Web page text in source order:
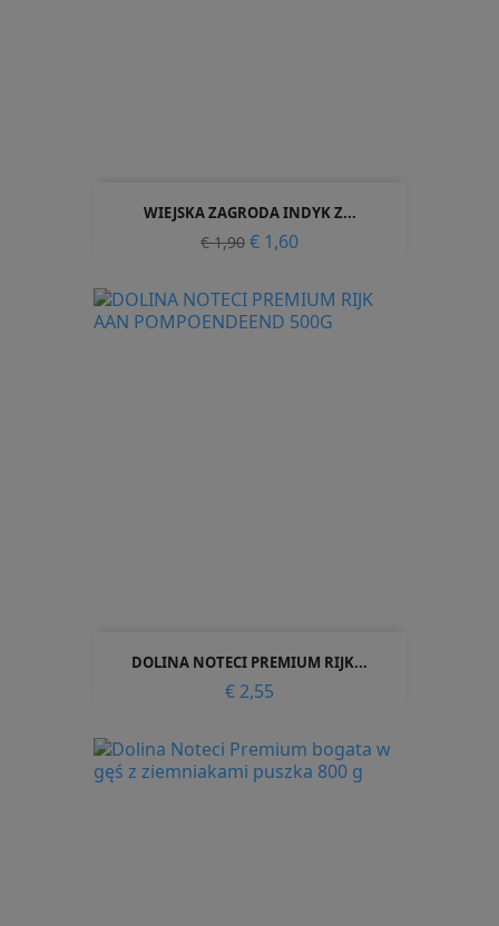
WIEJSKA ZAGRODA INDYK Z...
Normale
€ 1,90 Prijs
€ 1,60
DOLINA NOTECI PREMIUM RIJK...
Prijs
€ 2,55